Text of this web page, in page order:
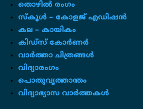
തൊഴിൽ രംഗം
സ്‌കൂൾ – കോളജ് എഡിഷൻ
കല – കായികം
കിഡ്സ് കോർണർ
വാർത്താ ചിത്രങ്ങൾ
വിദ്യാരംഗം
പൊതുവൃത്താന്തം
വിദ്യാഭ്യാസ വാർത്തകൾ